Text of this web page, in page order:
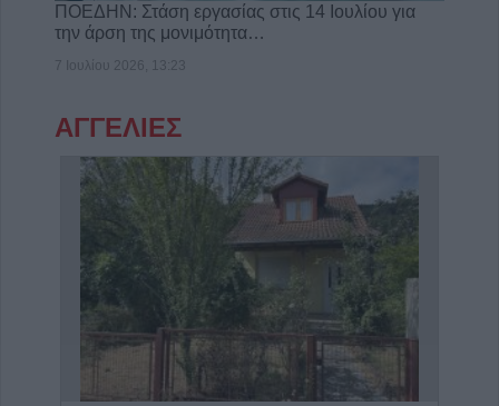
ΠΟΕΔΗΝ: Στάση εργασίας στις 14 Ιουλίου για
την άρση της μονιμότητα…
7 Ιουλίου 2026, 13:23
ΑΓΓΕΛΙΕΣ